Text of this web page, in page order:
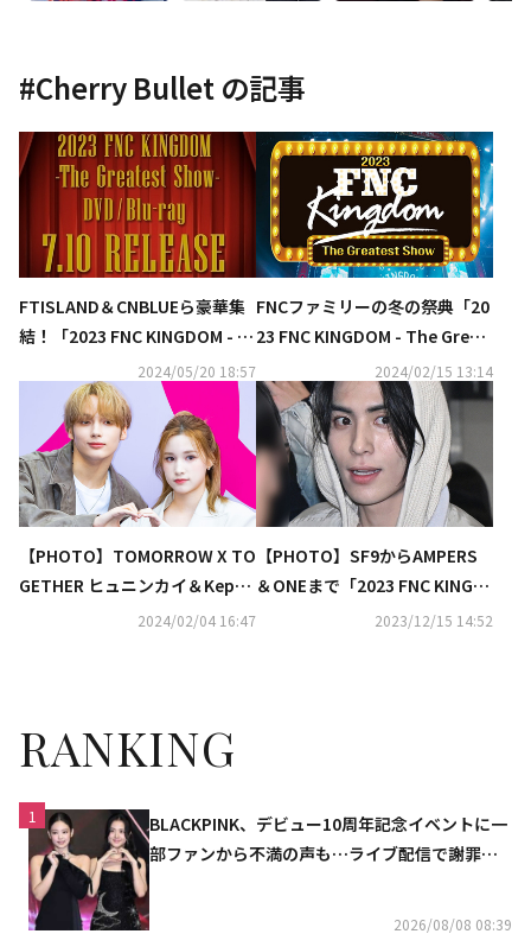
#Cherry Bullet の記事
FTISLAND＆CNBLUEら豪華集
結！「2023 FNC KINGDOM - T
he Greatest Show -」DVDが7
月10日に発売決定
2024/05/20 18:57
FNCファミリーの冬の祭典「20
23 FNC KINGDOM - The Great
est Show -」3月9日よりU-NE
XTにて独占ライブ配信
2024/02/15 13:14
【PHOTO】TOMORROW X TO
GETHER ヒュニンカイ＆Kep1e
r ヒュニンバヒエ「ソウルファ
2024/02/04 16:47
【PHOTO】SF9からAMPERS
＆ONEまで「2023 FNC KINGD
OM」のため続々日本へ2023/12/15 14:52
RANKING
1
BLACKPINK、デビュー10周年記念イベントに一
部ファンから不満の声も…ライブ配信で謝罪
2026/08/08 08:39